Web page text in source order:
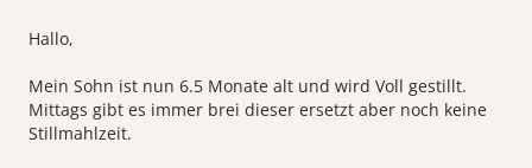
Hallo,
Mein Sohn ist nun 6.5 Monate alt und wird Voll gestillt.
Mittags gibt es immer brei dieser ersetzt aber noch keine
Stillmahlzeit.